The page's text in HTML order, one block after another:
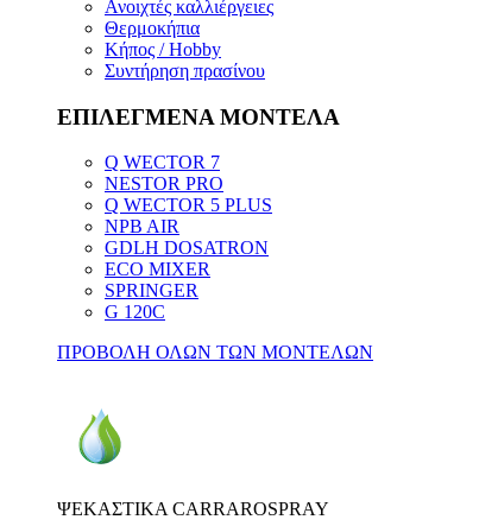
Ανοιχτές καλλιέργειες
Θερμοκήπια
Κήπος / Hobby
Συντήρηση πρασίνου
ΕΠΙΛΕΓΜΕΝΑ ΜΟΝΤΕΛΑ
Q WECTOR 7
NESTOR PRO
Q WECTOR 5 PLUS
NPB AIR
GDLH DOSATRON
ECO MIXER
SPRINGER
G 120C
ΠΡΟΒΟΛΗ ΟΛΩΝ ΤΩΝ ΜΟΝΤΕΛΩΝ
ΨΕΚΑΣΤΙΚΑ CARRAROSPRAY